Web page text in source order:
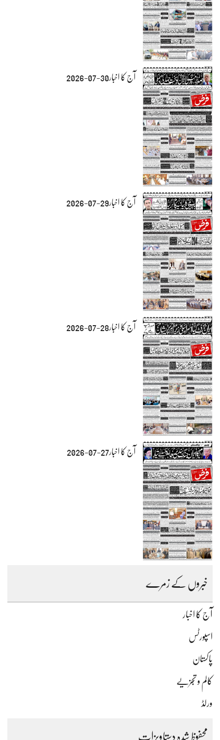
آج کا اخبار30-07-2026
آج کا اخبار29-07-2026
آج کا اخبار28-07-2026
آج کا اخبار27-07-2026
خبروں کے زمرے
آج کا اخبار
اسپورٹس
پاکستان
کالم و تجزیے
ورلڈ
محفوظ شدہ دستاویزات